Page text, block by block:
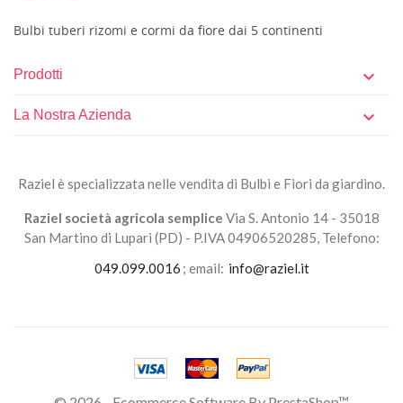
Bulbi tuberi rizomi e cormi da fiore dai 5 continenti
Prodotti 
La Nostra Azienda 
Raziel è specializzata nelle vendita di Bulbi e Fiori da giardino.
Raziel società agricola semplice Via S. Antonio 14 - 35018
San Martino di Lupari (PD) - P.IVA 04906520285, Telefono:
049.099.0016 ; email: info@raziel.it